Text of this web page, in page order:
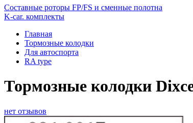
Составные роторы FP/FS и сменные полотна
K-car. комплекты
Главная
Тормозные колодки
Для автоспорта
RA type
Тормозные колодки
нет отзывов